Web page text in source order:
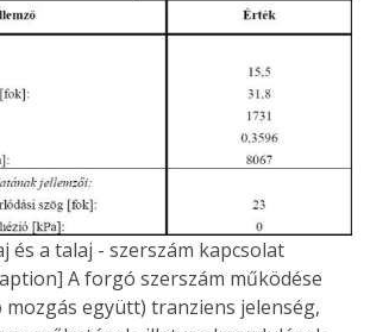
és a talaj - szerszám kapcsolat
A forgó szerszám működése
együtt) tranziens jelenség,